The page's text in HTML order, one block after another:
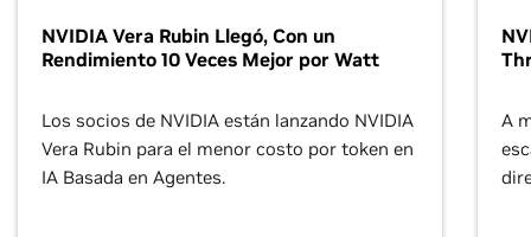
NVIDIA Vera Rubin Llegó, Con un
Rendimiento 10 Veces Mejor por Watt
Los socios de NVIDIA están lanzando NVIDIA
Vera Rubin para el menor costo por token en
IA Basada en Agentes.
A